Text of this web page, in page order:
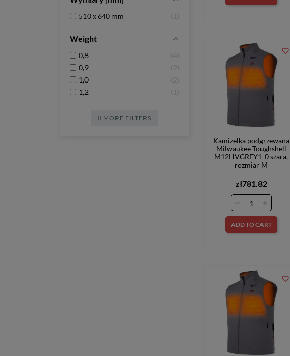
510 x 640 mm
Weight
0,8
4
0,9
2
1,0
2
1,2
MORE FILTERS
Kamizelka podgrzewana
Milwaukee Toughshell
M12HVGREY1-0 szara,
rozmiar M
zł781.82
ADD TO CART
favorite_border
favorite_border